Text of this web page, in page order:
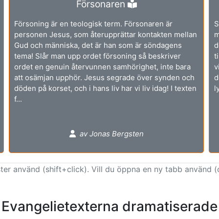
Försonaren
Försoning är en teologisk term. Försonaren är
personen Jesus, som återupprättar kontakten mellan
Gud och människa, det är han som är söndagens
tema! Slår man upp ordet försoning så beskriver
ordet en genuin återvunnen samhörighet, inte bara
att osämjan upphör. Jesus segrade över synden och
döden på korset, och i hans liv har vi liv idag! I texten
f...
av Jonas Bergsten
använd (shift+click). Vill du öppna en ny tabb använd
Evangelietexterna dramatiserade